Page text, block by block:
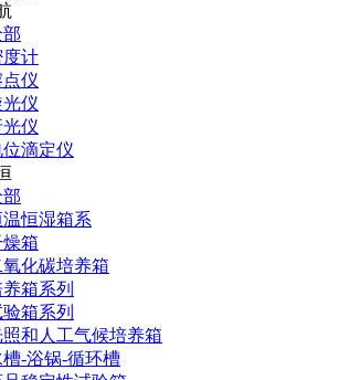
度计
仪
仪
仪
位滴定仪
温恒湿箱系
箱
氧化碳培养箱
箱系列
箱系列
照和人工气候培养箱
槽-浴锅-循环槽